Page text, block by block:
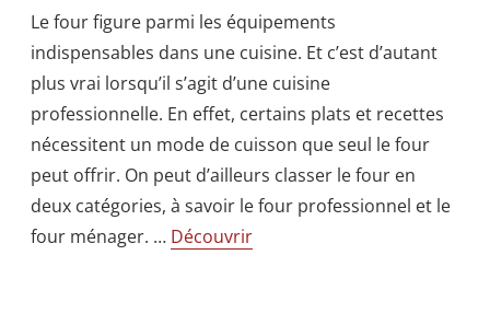
Le four figure parmi les équipements
indispensables dans une cuisine. Et c’est d’autant
plus vrai lorsqu’il s’agit d’une cuisine
professionnelle. En effet, certains plats et recettes
nécessitent un mode de cuisson que seul le four
peut offrir. On peut d’ailleurs classer le four en
deux catégories, à savoir le four professionnel et le
four ménager. … Découvrir